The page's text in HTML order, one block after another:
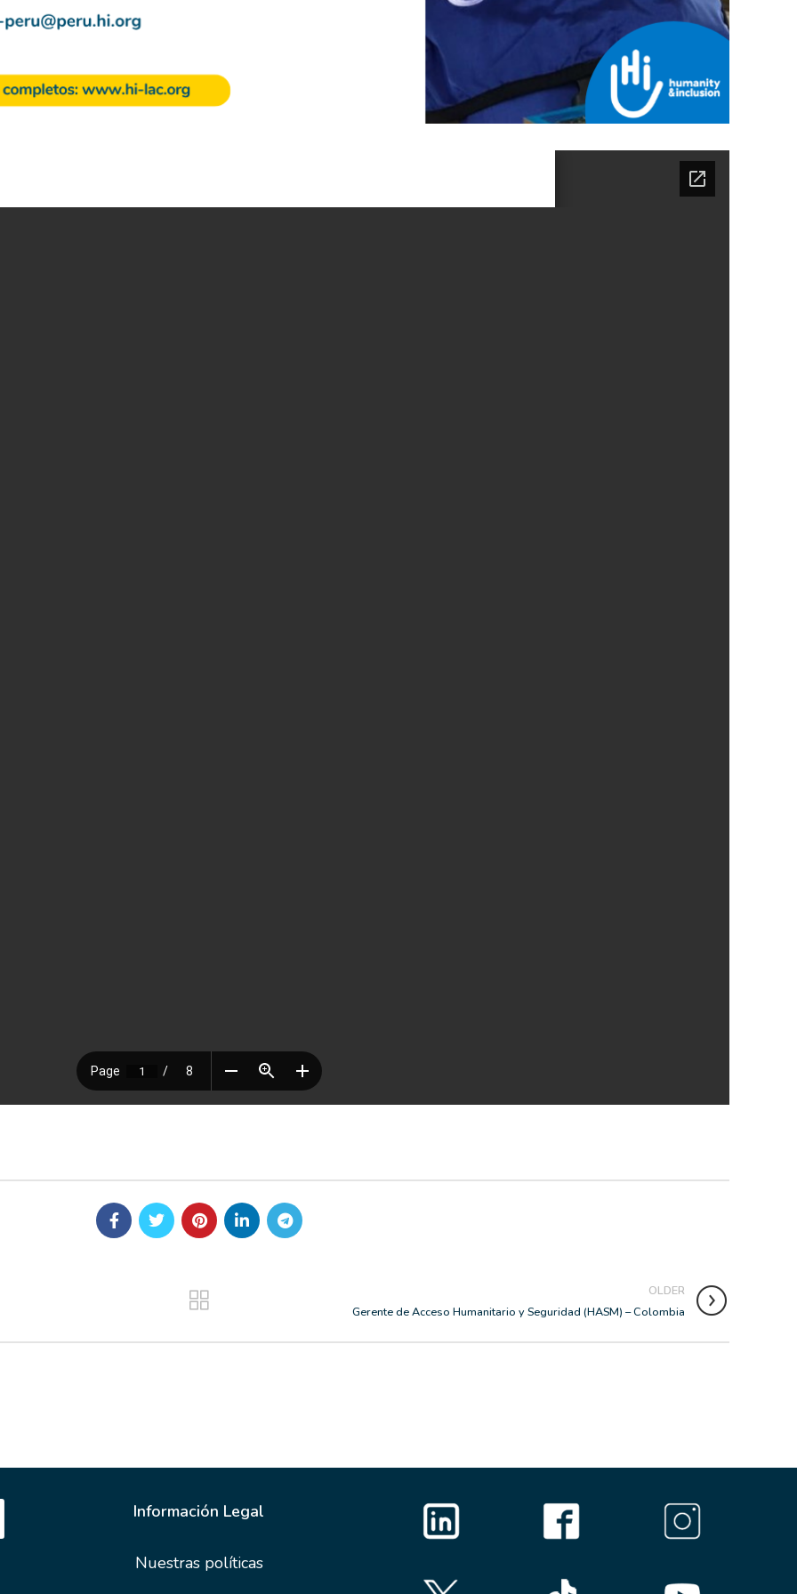
OLDER
Gerente de Acceso Humanitario y Seguridad (HASM) – Colombia
Información Legal
Nuestras políticas